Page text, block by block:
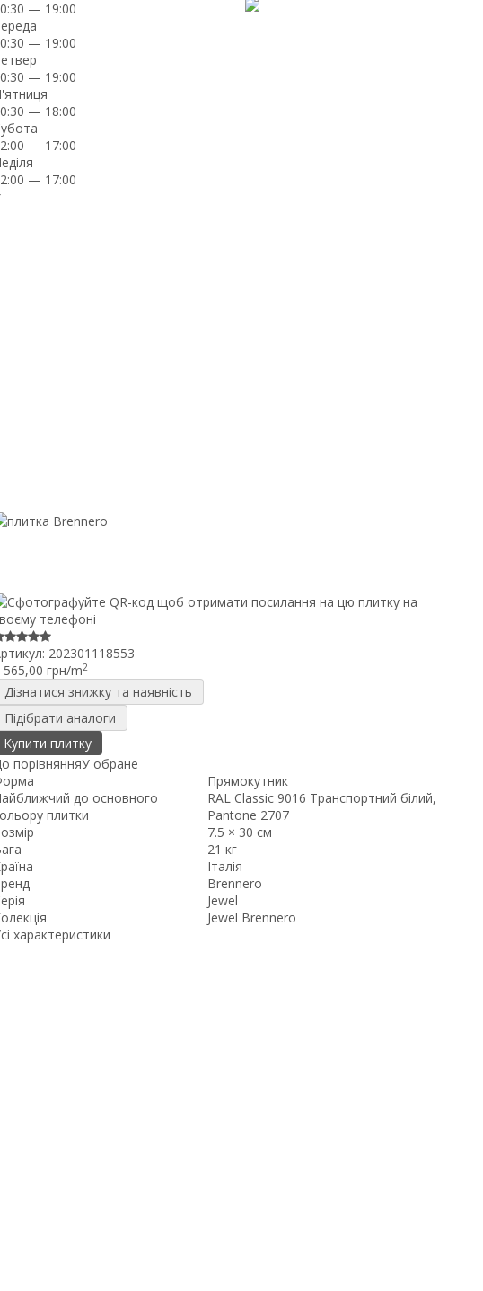
— 19:00
— 19:00
— 19:00
— 18:00
— 17:00
— 17:00
202301118553
565,00 грн/m2
Дізнатися знижку та наявність
Підібрати аналоги
Купити плитку
порівнянняУ обране
Прямокутник
до основного
плитки
RAL Classic 9016 Транспортний білий,
Pantone 2707
7.5 × 30 см
21 кг
Італія
Brennero
Jewel
Jewel Brennero
характеристики